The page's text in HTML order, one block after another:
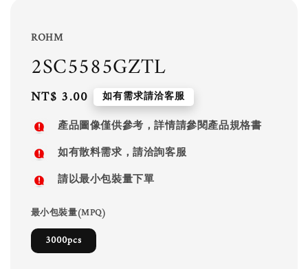
ROHM
2SC5585GZTL
Regular
price
NT$ 3.00 如有需求請洽客服
產品圖像僅供參考，詳情請參閱產品規格書
如有散料需求，請洽詢客服
請以最小包裝量下單
最小包裝量(MPQ)
3000pcs